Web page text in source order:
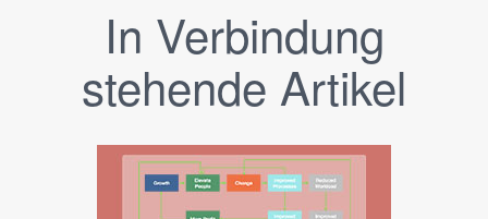
In Verbindung
stehende Artikel